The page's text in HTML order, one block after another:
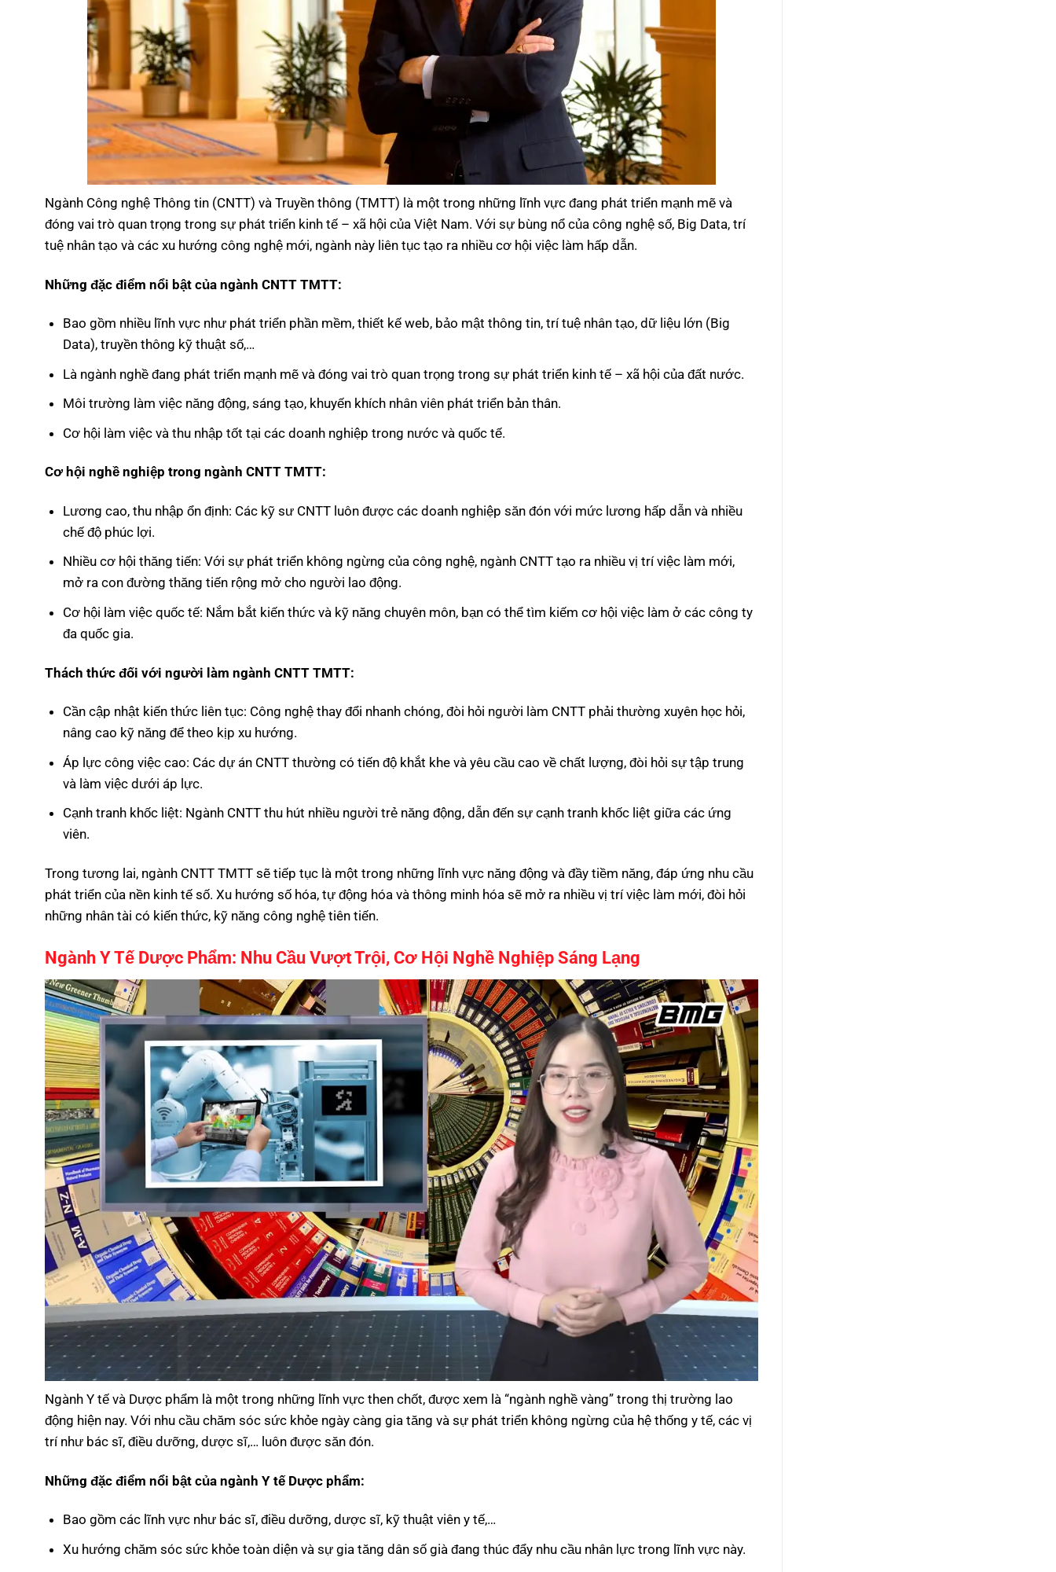
Ngành Công nghệ Thông tin (CNTT) và Truyền thông (TMTT) là một trong những lĩnh vực đang phát triển mạnh mẽ và
đóng vai trò quan trọng trong sự phát triển kinh tế – xã hội của Việt Nam. Với sự bùng nổ của công nghệ số, Big Data, trí
tuệ nhân tạo và các xu hướng công nghệ mới, ngành này liên tục tạo ra nhiều cơ hội việc làm hấp dẫn.
Những đặc điểm nổi bật của ngành CNTT TMTT:
Bao gồm nhiều lĩnh vực như phát triển phần mềm, thiết kế web, bảo mật thông tin, trí tuệ nhân tạo, dữ liệu lớn (Big
Data), truyền thông kỹ thuật số,…
Là ngành nghề đang phát triển mạnh mẽ và đóng vai trò quan trọng trong sự phát triển kinh tế – xã hội của đất nước.
Môi trường làm việc năng động, sáng tạo, khuyến khích nhân viên phát triển bản thân.
Cơ hội làm việc và thu nhập tốt tại các doanh nghiệp trong nước và quốc tế.
Cơ hội nghề nghiệp trong ngành CNTT TMTT:
Lương cao, thu nhập ổn định: Các kỹ sư CNTT luôn được các doanh nghiệp săn đón với mức lương hấp dẫn và nhiều
chế độ phúc lợi.
Nhiều cơ hội thăng tiến: Với sự phát triển không ngừng của công nghệ, ngành CNTT tạo ra nhiều vị trí việc làm mới,
mở ra con đường thăng tiến rộng mở cho người lao động.
Cơ hội làm việc quốc tế: Nắm bắt kiến thức và kỹ năng chuyên môn, bạn có thể tìm kiếm cơ hội việc làm ở các công ty
đa quốc gia.
Thách thức đối với người làm ngành CNTT TMTT:
Cần cập nhật kiến thức liên tục: Công nghệ thay đổi nhanh chóng, đòi hỏi người làm CNTT phải thường xuyên học hỏi,
nâng cao kỹ năng để theo kịp xu hướng.
Áp lực công việc cao: Các dự án CNTT thường có tiến độ khắt khe và yêu cầu cao về chất lượng, đòi hỏi sự tập trung
và làm việc dưới áp lực.
Cạnh tranh khốc liệt: Ngành CNTT thu hút nhiều người trẻ năng động, dẫn đến sự cạnh tranh khốc liệt giữa các ứng
viên.
Trong tương lai, ngành CNTT TMTT sẽ tiếp tục là một trong những lĩnh vực năng động và đầy tiềm năng, đáp ứng nhu cầu
phát triển của nền kinh tế số. Xu hướng số hóa, tự động hóa và thông minh hóa sẽ mở ra nhiều vị trí việc làm mới, đòi hỏi
những nhân tài có kiến thức, kỹ năng công nghệ tiên tiến.
Ngành Y Tế Dược Phẩm: Nhu Cầu Vượt Trội, Cơ Hội Nghề Nghiệp Sáng Lạng
Ngành Y tế và Dược phẩm là một trong những lĩnh vực then chốt, được xem là “ngành nghề vàng” trong thị trường lao
động hiện nay. Với nhu cầu chăm sóc sức khỏe ngày càng gia tăng và sự phát triển không ngừng của hệ thống y tế, các vị
trí như bác sĩ, điều dưỡng, dược sĩ,… luôn được săn đón.
Những đặc điểm nổi bật của ngành Y tế Dược phẩm:
Bao gồm các lĩnh vực như bác sĩ, điều dưỡng, dược sĩ, kỹ thuật viên y tế,…
Xu hướng chăm sóc sức khỏe toàn diện và sự gia tăng dân số già đang thúc đẩy nhu cầu nhân lực trong lĩnh vực này.